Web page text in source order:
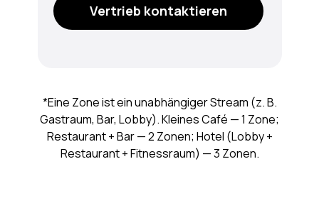
*Eine Zone ist ein unabhängiger Stream (z. B.
Gastraum, Bar, Lobby). Kleines Café — 1 Zone;
Restaurant + Bar — 2 Zonen; Hotel (Lobby +
Restaurant + Fitnessraum) — 3 Zonen.
Vertrieb kontaktieren